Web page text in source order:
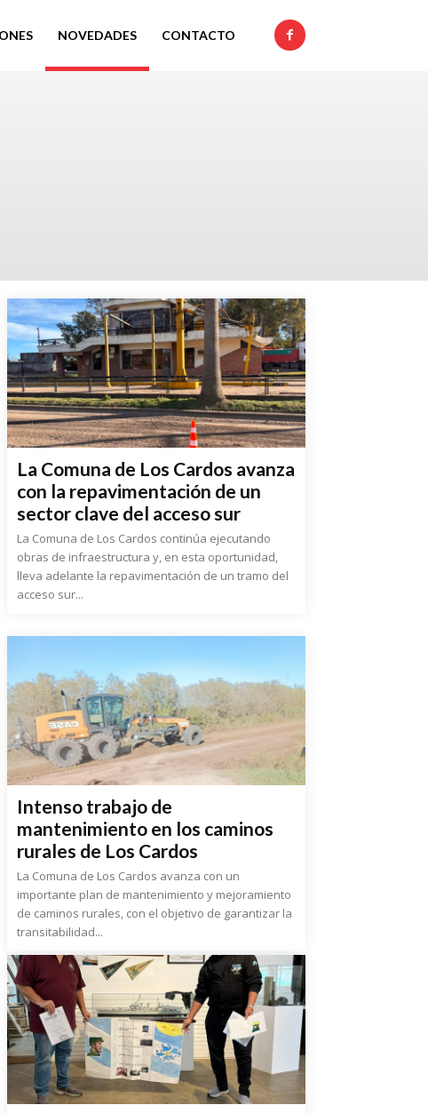
NOVEDADES CONTACTO
La Comuna de Los Cardos avanza
con la repavimentación de un
sector clave del acceso sur
La Comuna de Los Cardos continúa ejecutando
obras de infraestructura y, en esta oportunidad,
lleva adelante la repavimentación de un tramo del
acceso sur...
Intenso trabajo de
mantenimiento en los caminos
rurales de Los Cardos
La Comuna de Los Cardos avanza con un
importante plan de mantenimiento y mejoramiento
de caminos rurales, con el objetivo de garantizar la
transitabilidad...